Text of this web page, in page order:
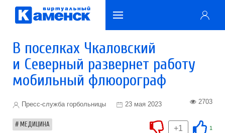
В поселках Чкаловский
и Северный развернет работу
мобильный флюорограф
Пресс-служба горбольницы 23 мая 2023 2703
МЕДИЦИНА 1
+1